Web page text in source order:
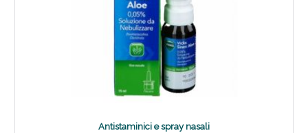
Antistaminici e spray nasali